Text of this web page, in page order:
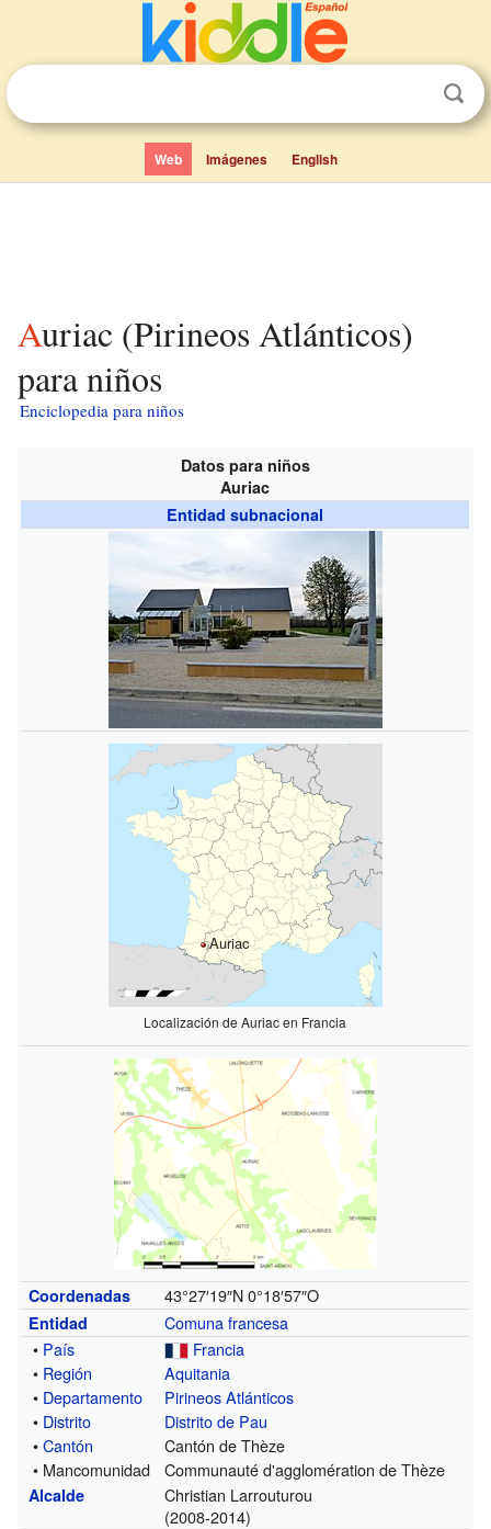
Web Imágenes English
Auriac (Pirineos Atlánticos)
para niños
Enciclopedia para niños
Datos para niños
Auriac
Entidad subnacional
Auriac
Localización de Auriac en Francia
Coordenadas 43°27′19″N 0°18′57″O
Entidad
Comuna francesa
• País
Francia
• Región
Aquitania
• Departamento
Pirineos Atlánticos
• Distrito
Distrito de Pau
•Cantón
Cantón de Thèze
• Mancomunidad
Communauté d'agglomération de Thèze
Alcalde
Christian Larrouturou
(2008-2014)